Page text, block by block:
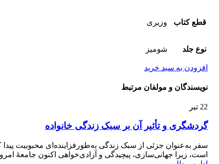
قطع کتاب وزیری
نوع جلد شومیز
افزودن به سبد خرید
نویسندگان و مولفان مرتبط
22 تیر
گردشگری و تأثیر آن بر سبک زندگی خانواده
سفر به‌عنوان جزئی از سبک زندگی به‌طور‌فزاینده‌ای محبوبیت پیدا
است، زیرا جهانی‌سازی، پیچیدگی و آزادی‌خواهی اکنون جامعۀ